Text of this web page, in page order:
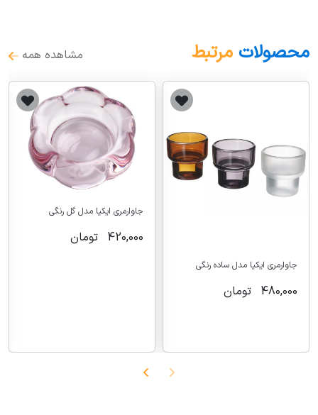
محصولات مرتبط مشاهده همه
جاوارمری ایکیا مدل ساده رنگی
480,000 تومان
جاوارمری ایکیا مدل گل رنگی
420,000 تومان